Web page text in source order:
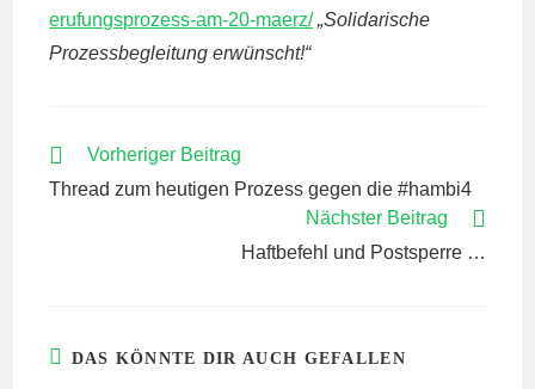
erufungsprozess-am-20-maerz/ „Solidarische
Prozessbegleitung erwünscht!“
WEITERE
ANSEHEN
Vorheriger Beitrag
Thread zum heutigen Prozess gegen die #hambi4
Nächster Beitrag
Haftbefehl und Postsperre …
DAS KÖNNTE DIR AUCH GEFALLEN